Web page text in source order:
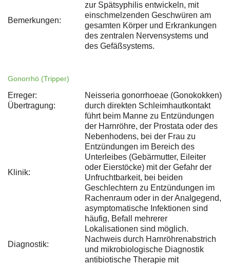
Bemerkungen:
zur Spätsyphilis entwickeln, mit
einschmelzenden Geschwüren am
gesamten Körper und Erkrankungen
des zentralen Nervensystems und
des Gefäßsystems.
Gonorrhö (Tripper)
Erreger:
Neisseria gonorrhoeae (Gonokokken)
Übertragung:
durch direkten Schleimhautkontakt
Klinik:
führt beim Manne zu Entzündungen
der Harnröhre, der Prostata oder des
Nebenhodens, bei der Frau zu
Entzündungen im Bereich des
Unterleibes (Gebärmutter, Eileiter
oder Eierstöcke) mit der Gefahr der
Unfruchtbarkeit, bei beiden
Geschlechtern zu Entzündungen im
Rachenraum oder in der Analgegend,
asymptomatische Infektionen sind
häufig, Befall mehrerer
Lokalisationen sind möglich.
Diagnostik:
Nachweis durch Harnröhrenabstrich
und mikrobiologische Diagnostik
antibiotische Therapie mit